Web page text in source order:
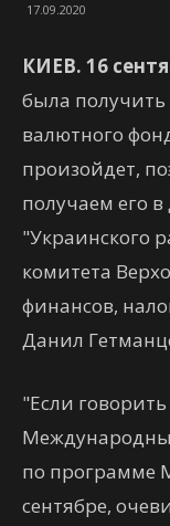
17.09.2020
КИЕВ. 16
была
валютного
произойдет,
получаем его
"Украинского
комитета
финансов,
Данил
"Если
по программе
сентябре,